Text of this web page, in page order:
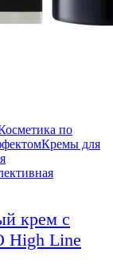
по
Кремы для
крем с
High Line